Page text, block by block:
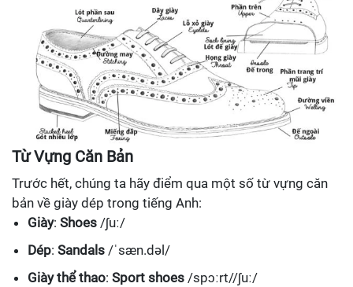
Từ Vựng Căn Bản
Trước hết, chúng ta hãy điểm qua một số từ vựng căn
bản về giày dép trong tiếng Anh:
Giày: Shoes /ʃuː/
Dép: Sandals /ˈsæn.dəl/
Giày thể thao: Sport shoes /spɔːrt//ʃuː/